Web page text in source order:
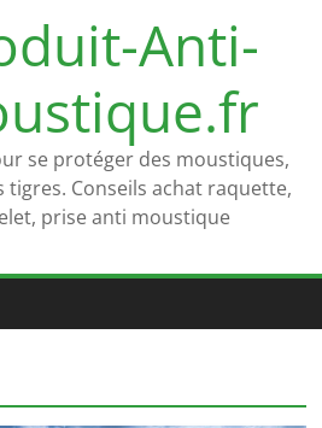
Anti-
se protéger des moustiques,
tigres. Conseils achat raquette,
prise anti moustique